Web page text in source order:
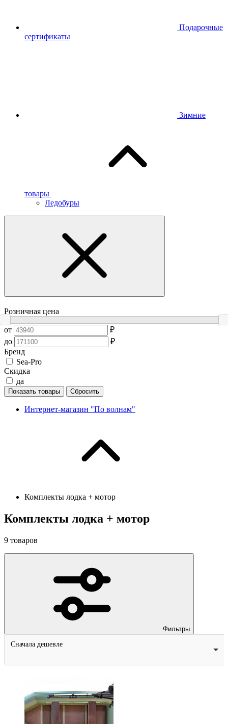
Подарочные
сертификаты
Зимние
товары
Ледобуры
Розничная цена
от
₽
до
₽
Бренд
Sea-Pro
Скидка
да
Показать товары Сбросить
Интернет-магазин "По волнам"
Комплекты лодка + мотор
Комплекты лодка + мотор
9 товаров
Фильтры
Сначала дешевле